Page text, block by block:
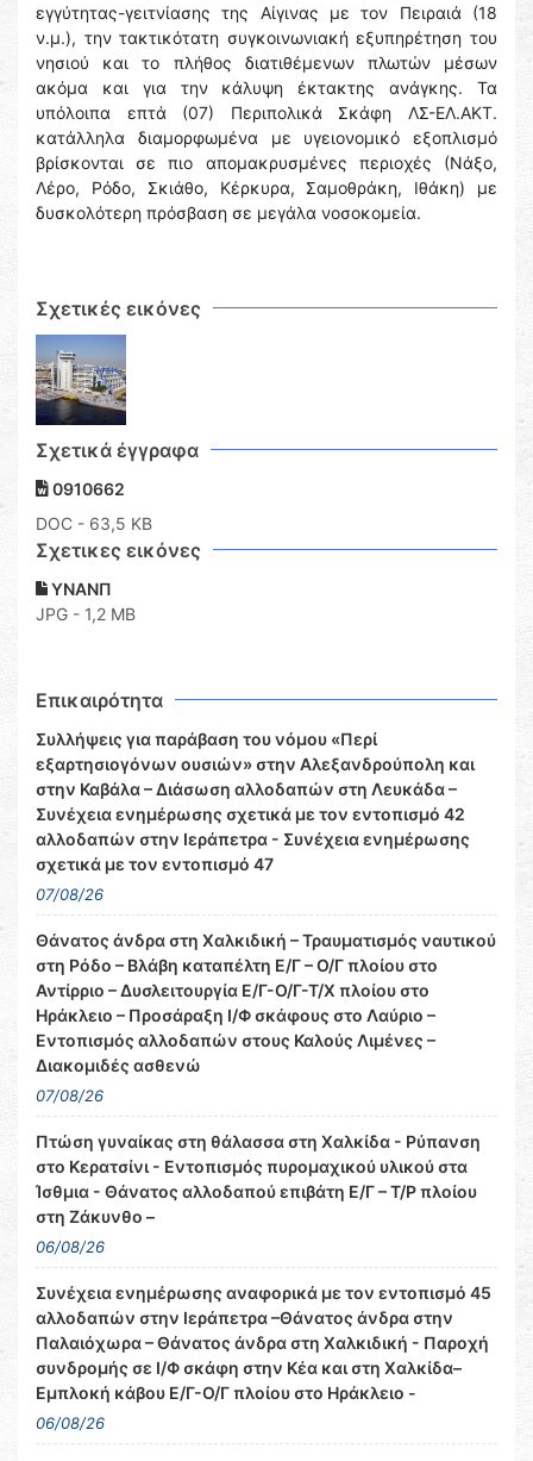
εγγύτητας-γειτνίασης της Αίγινας με τον Πειραιά (18
ν.μ.), την τακτικότατη συγκοινωνιακή εξυπηρέτηση του
νησιού και το πλήθος διατιθέμενων πλωτών μέσων
ακόμα και για την κάλυψη έκτακτης ανάγκης. Τα
υπόλοιπα επτά (07) Περιπολικά Σκάφη ΛΣ-ΕΛ.ΑΚΤ.
κατάλληλα διαμορφωμένα με υγειονομικό εξοπλισμό
βρίσκονται σε πιο απομακρυσμένες περιοχές (Νάξο,
Λέρο, Ρόδο, Σκιάθο, Κέρκυρα, Σαμοθράκη, Ιθάκη) με
δυσκολότερη πρόσβαση σε μεγάλα νοσοκομεία.
Σχετικές εικόνες
Σχετικά έγγραφα
0910662
DOC - 63,5 KB
Σχετικες εικόνες
ΥΝΑΝΠ
JPG - 1,2 MB
Επικαιρότητα
Συλλήψεις για παράβαση του νόμου «Περί
εξαρτησιογόνων ουσιών» στην Αλεξανδρούπολη και
στην Καβάλα – Διάσωση αλλοδαπών στη Λευκάδα –
Συνέχεια ενημέρωσης σχετικά με τον εντοπισμό 42
αλλοδαπών στην Ιεράπετρα - Συνέχεια ενημέρωσης
σχετικά με τον εντοπισμό 47
07/08/26
Θάνατος άνδρα στη Χαλκιδική – Τραυματισμός ναυτικού
στη Ρόδο – Βλάβη καταπέλτη Ε/Γ – Ο/Γ πλοίου στο
Αντίρριο – Δυσλειτουργία Ε/Γ-Ο/Γ-Τ/Χ πλοίου στο
Ηράκλειο – Προσάραξη Ι/Φ σκάφους στο Λαύριο –
Εντοπισμός αλλοδαπών στους Καλούς Λιμένες –
Διακομιδές ασθενώ
07/08/26
Πτώση γυναίκας στη θάλασσα στη Χαλκίδα - Ρύπανση
στο Κερατσίνι - Εντοπισμός πυρομαχικού υλικού στα
Ίσθμια - Θάνατος αλλοδαπού επιβάτη Ε/Γ – Τ/Ρ πλοίου
στη Ζάκυνθο –
06/08/26
Συνέχεια ενημέρωσης αναφορικά με τον εντοπισμό 45
αλλοδαπών στην Ιεράπετρα –Θάνατος άνδρα στην
Παλαιόχωρα – Θάνατος άνδρα στη Χαλκιδική - Παροχή
συνδρομής σε Ι/Φ σκάφη στην Κέα και στη Χαλκίδα–
Εμπλοκή κάβου Ε/Γ-Ο/Γ πλοίου στο Ηράκλειο -
06/08/26